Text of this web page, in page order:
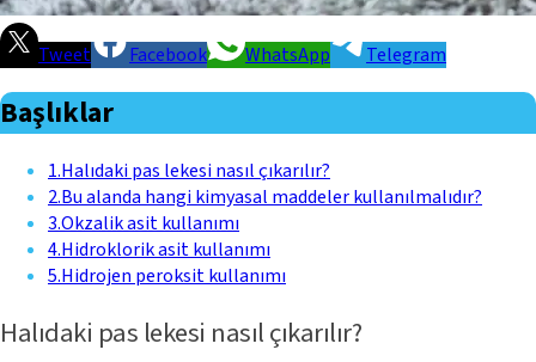
Tweet Facebook WhatsApp Telegram
Başlıklar
1.Halıdaki pas lekesi nasıl çıkarılır?
2.Bu alanda hangi kimyasal maddeler kullanılmalıdır?
3.Okzalik asit kullanımı
4.Hidroklorik asit kullanımı
5.Hidrojen peroksit kullanımı
Halıdaki pas lekesi nasıl çıkarılır?